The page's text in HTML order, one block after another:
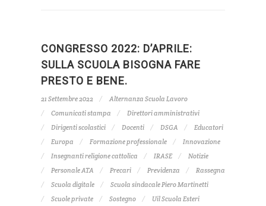
CONGRESSO 2022: D’APRILE:
SULLA SCUOLA BISOGNA FARE
PRESTO E BENE.
21 Settembre 2022
Alternanza Scuola Lavoro
Comunicati stampa
Direttori amministrativi
Dirigenti scolastici
Docenti DSGA
Educatori
Europa
Formazione professionale
Innovazione
Insegnanti religione cattolica
IRASE
Notizie
Personale ATA
Precari Previdenza
Rassegna
Scuola digitale
Scuola sindacale Piero Martinetti
Scuole private
Sostegno Uil Scuola Esteri